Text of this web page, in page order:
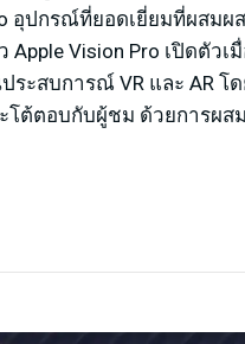
อุปกรณ์ที่ยอดเยี่ยมที่ผสม
Apple Vision Pro เปิดตั
ะสบการณ์ VR และ AR
โต้ตอบกับผู้ชม ด้วยการผส